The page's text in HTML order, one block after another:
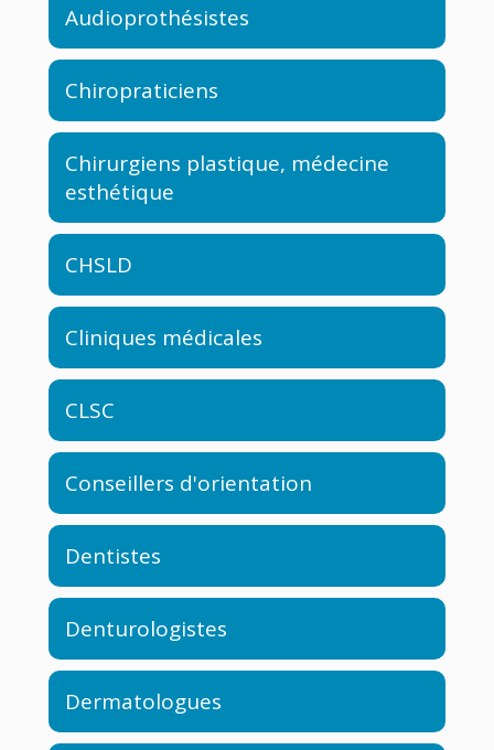
Audioprothésistes
Chiropraticiens
Chirurgiens plastique, médecine
esthétique
CHSLD
Cliniques médicales
CLSC
Conseillers d'orientation
Dentistes
Denturologistes
Dermatologues